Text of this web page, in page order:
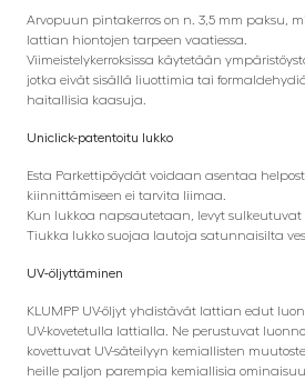
Arvopuun pintakerros on n. 3,5 mm paksu,
lattian hiontojen tarpeen vaatiessa.
Viimeistelykerroksissa käytetään
jotka eivät sisällä liuottimia tai
haitallisia kaasuja.
Uniclick-patentoitu lukko
Esta Parkettipöydät voidaan asentaa
kiinnittämiseen ei tarvita liimaa.
Kun lukkoa napsautetaan, levyt sulkeutuvat
Tiukka lukko suojaa lautoja satunnaisilta
UV-öljyttäminen
KLUMPP UV-öljyt yhdistävät lattian edut
UV-kovetetulla lattialla. Ne perustuvat
kovettuvat UV-säteilyyn kemiallisten
heille paljon parempia kemiallisia